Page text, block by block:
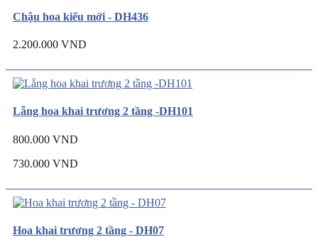
Chậu hoa kiểu mới - DH436
2.200.000 VND
Lẵng hoa khai trương 2 tầng -DH101
800.000 VND
730.000 VND
Hoa khai trương 2 tầng - DH07